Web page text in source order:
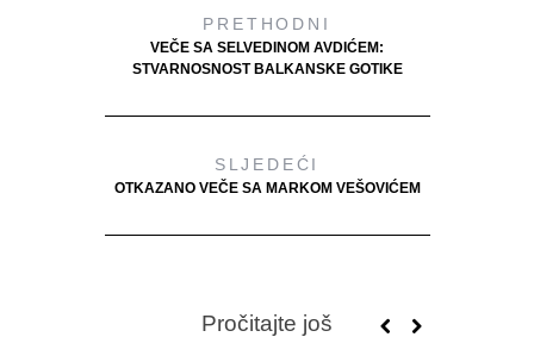
PRETHODNI
VEČE SA SELVEDINOM AVDIĆEM:
STVARNOSNOST BALKANSKE GOTIKE
SLJEDEĆI
OTKAZANO VEČE SA MARKOM VEŠOVIĆEM
Pročitajte još